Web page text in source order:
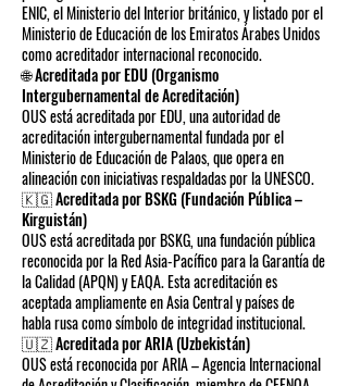
ENIC, el Ministerio del Interior británico, y listado por el
Ministerio de Educación de los Emiratos Árabes Unidos
como acreditador internacional reconocido.
🌐 Acreditada por EDU (Organismo
Intergubernamental de Acreditación)
OUS está acreditada por EDU, una autoridad de
acreditación intergubernamental fundada por el
Ministerio de Educación de Palaos, que opera en
alineación con iniciativas respaldadas por la UNESCO.
🇰🇬 Acreditada por BSKG (Fundación Pública –
Kirguistán)
OUS está acreditada por BSKG, una fundación pública
reconocida por la Red Asia-Pacífico para la Garantía de
la Calidad (APQN) y EAQA. Esta acreditación es
aceptada ampliamente en Asia Central y países de
habla rusa como símbolo de integridad institucional.
🇺🇿 Acreditada por ARIA (Uzbekistán)
OUS está reconocida por ARIA – Agencia Internacional